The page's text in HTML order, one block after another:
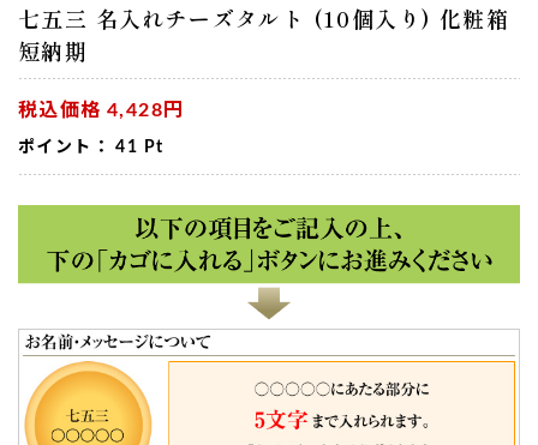
七五三 名入れチーズタルト (10個入り) 化粧箱
短納期
税込価格 4,428円
ポイント： 41 Pt